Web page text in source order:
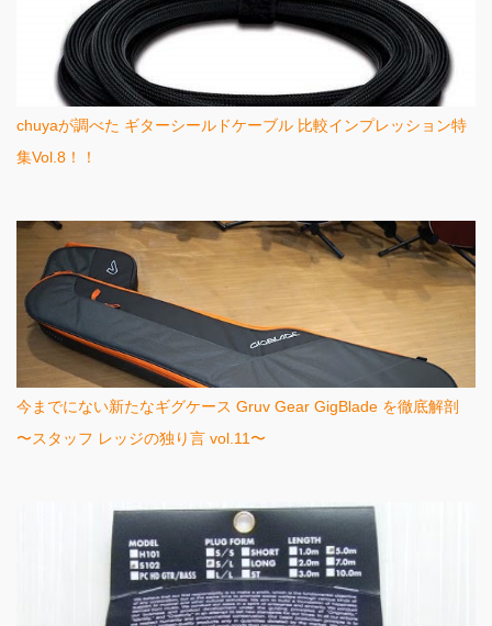
chuyaが調べた ギターシールドケーブル 比較インプレッション特
集Vol.8！！
今までにない新たなギグケース Gruv Gear GigBlade を徹底解剖
〜スタッフ レッジの独り言 vol.11〜